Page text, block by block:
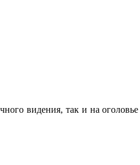
видения, так и на